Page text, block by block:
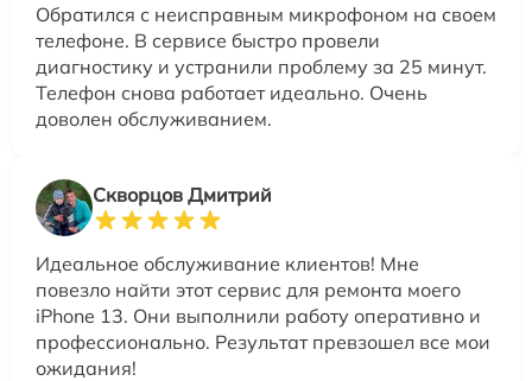
Обратился с неисправным микрофоном на своем
телефоне. В сервисе быстро провели
диагностику и устранили проблему за 25 минут.
Телефон снова работает идеально. Очень
доволен обслуживанием.
Скворцов Дмитрий
Идеальное обслуживание клиентов! Мне
повезло найти этот сервис для ремонта моего
iPhone 13. Они выполнили работу оперативно и
профессионально. Результат превзошел все мои
ожидания!